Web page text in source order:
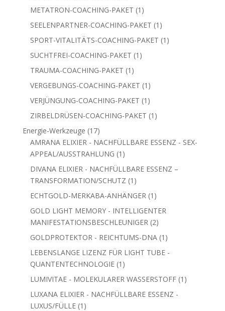
Produkt
METATRON-COACHING-PAKET 1 1
Produkt
SEELENPARTNER-COACHING-PAKET 1 1
Produkt
SPORT-VITALITÄTS-COACHING-PAKET 1 1
SUCHTFREI-COACHING-PAKET 1 1
TRAUMA-COACHING-PAKET 1 1
Produkt
VERGEBUNGS-COACHING-PAKET 1 1
Produkt
VERJÜNGUNG-COACHING-PAKET 1 1
Produkt
ZIRBELDRÜSEN-COACHING-PAKET 1 1
Energie-Werkzeuge 1717
Produkte
AMRANA ELIXIER - NACHFÜLLBARE ESSENZ - SEX-
APPEAL/AUSSTRAHLUNG 1 1
Produkt
DIVANA ELIXIER - NACHFÜLLBARE ESSENZ –
TRANSFORMATION/SCHUTZ 1 1
Produkt
ECHTGOLD-MERKABA-ANHÄNGER 1 1
Produkt
GOLD LIGHT MEMORY - INTELLIGENTER
MANIFESTATIONSBESCHLEUNIGER 22
Produkte
GOLDPROTEKTOR - REICHTUMS-DNA 1 1
Produkt
LEBENSLANGE LIZENZ FÜR LIGHT TUBE -
QUANTENTECHNOLOGIE 1 1
Produkt
LUMIVITAE - MOLEKULARER WASSERSTOFF 1 1
LUXANA ELIXIER - NACHFÜLLBARE ESSENZ -
LUXUS/FÜLLE 1 1